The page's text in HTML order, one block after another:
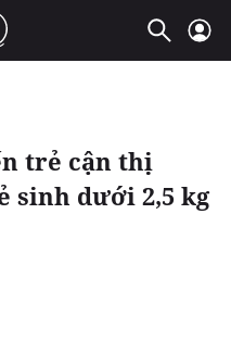
trẻ cận thị
sinh dưới 2,5 kg